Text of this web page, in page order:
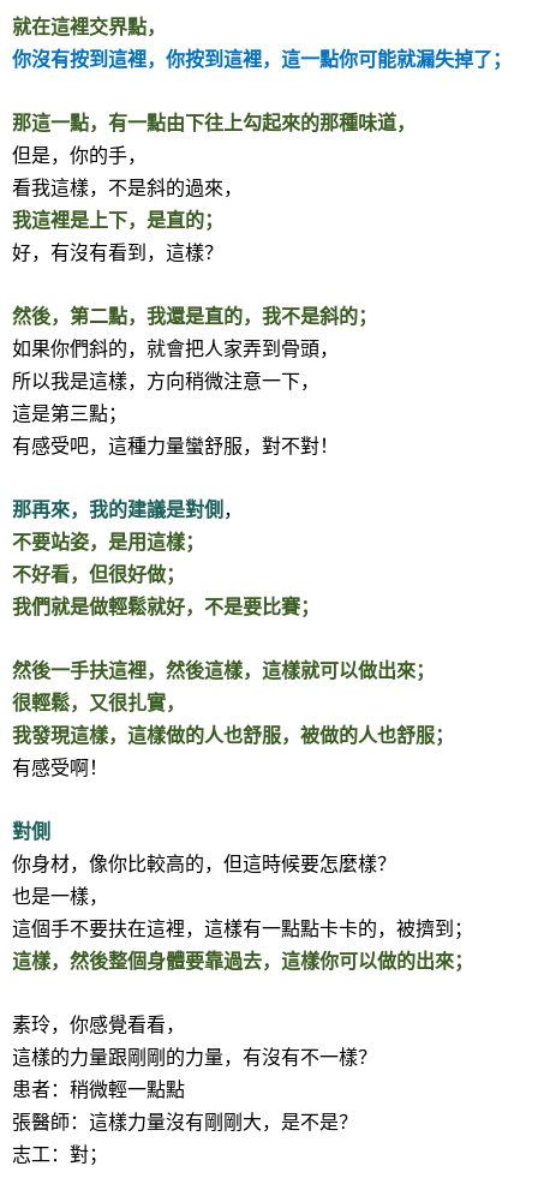
就在這裡交界點，
你沒有按到這裡，你按到這裡，這一點你可能就漏失掉了；
那這一點，有一點由下往上勾起來的那種味道，
但是，你的手，
看我這樣，不是斜的過來，
我這裡是上下，是直的；
好，有沒有看到，這樣？
然後，第二點，我還是直的，我不是斜的；
如果你們斜的，就會把人家弄到骨頭，
所以我是這樣，方向稍微注意一下，
這是第三點；
有感受吧，這種力量蠻舒服，對不對！
那再來，我的建議是對側 ，
不要站姿，是用這樣；
不好看，但很好做；
我們就是做輕鬆就好，不是要比賽；
然後一手扶這裡，然後這樣，這樣就可以做出來；
很輕鬆，又很扎實，
我發現這樣，這樣做的人也舒服，被做的人也舒服；
有感受啊！
對側
你身材，像你比較高的，但這時候要怎麼樣？
也是一樣，
這個手不要扶在這裡，這樣有一點點卡卡的，被擠到；
這樣，然後整個身體要靠過去，這樣你可以做的出來；
素玲，你感覺看看，
這樣的力量跟剛剛的力量，有沒有不一樣？
患者：稍微輕一點點
張醫師：這樣力量沒有剛剛大，是不是？
志工：對；